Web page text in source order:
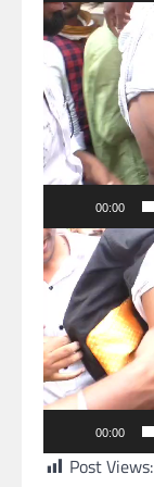
Video
Player
00:00
Video
Player
00:00
Post Views: